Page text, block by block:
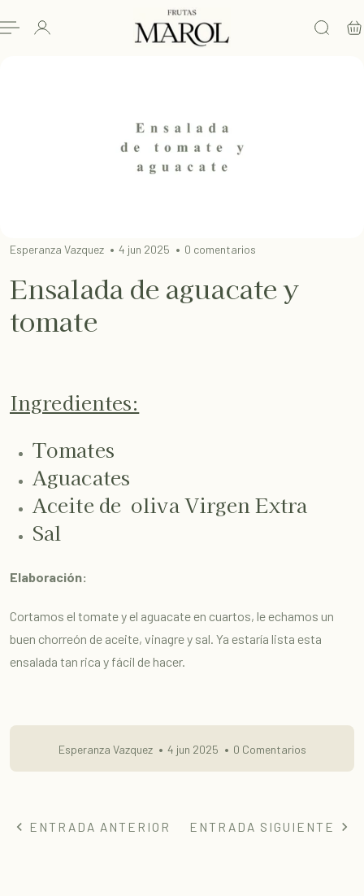
Esperanza Vazquez 4 jun 2025 0 comentarios
Ensalada de aguacate y
tomate
Ingredientes:
Tomates
Aguacates
Aceite de oliva Virgen Extra
Sal
Elaboración:
Cortamos el tomate y el aguacate en cuartos, le echamos un
buen chorreón de aceite, vinagre y sal. Ya estaría lista esta
ensalada tan rica y fácil de hacer.
Esperanza Vazquez 4 jun 2025 0 Comentarios
ENTRADA ANTERIOR ENTRADA SIGUIENTE